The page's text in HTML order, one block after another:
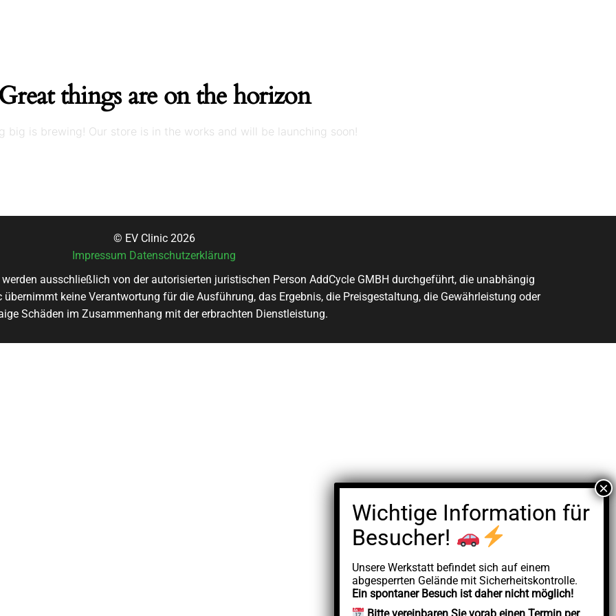
things are on the horizon
big is brewing! Our store is in the works and will be launching soon!
© EV Clinic 2026
Impressum Datenschutzerklärung
ausschließlich von der autorisierten juristischen Person AddCycle GMBH durchgeführt, die unabhängig
keine Verantwortung für die Ausführung, das Ergebnis, die Preisgestaltung, die Gewährleistung oder
Schäden im Zusammenhang mit der erbrachten Dienstleistung.
Unsere Werkstatt befindet sich auf einem
abgesperrten Gelände mit Sicherheitskontrolle.
Ein spontaner Besuch ist daher nicht möglich!